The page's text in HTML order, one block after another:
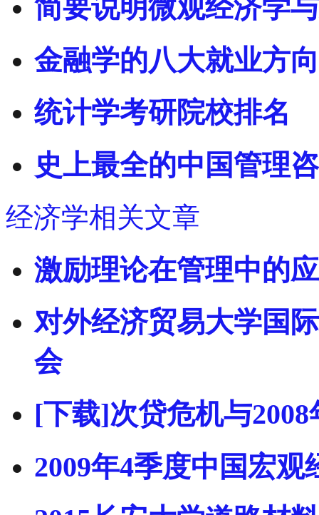
简要说明微观经济学
金融学的八大就业方
统计学考研院校排名
史上最全的中国管理
经济学相关文章
激励理论在管理中的
对外经济贸易大学国
会
[下载]次贷危机与
2009年4季度中国宏观